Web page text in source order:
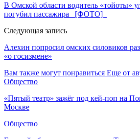
В Омской области водитель «тойоты»
погубил пассажира [ФОТО]
Следующая запись
Алехин попросил омских силовиков
«о госизмене»
Вам также могут понравиться Еще от
Общество
«Пятый театр» зажёг под кей-поп на
Москве
Общество